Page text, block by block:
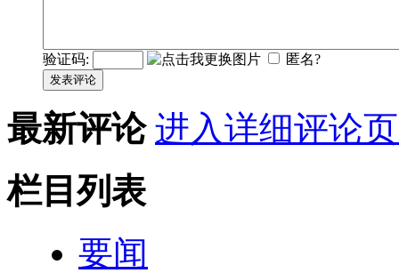
验证码: 匿名?
发表评论
最新评论 进入详细评论
栏目列表
要闻